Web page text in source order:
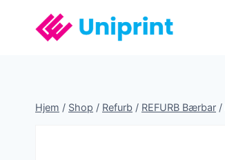
Hjem / Shop / Refurb / REFURB Bærbar /